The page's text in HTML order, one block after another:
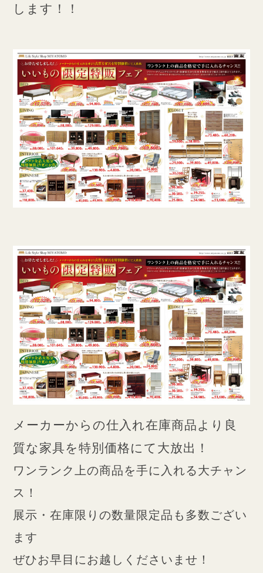
します！！
メーカーからの仕入れ在庫商品より良
質な家具を特別価格にて大放出！
ワンランク上の商品を手に入れる大チャン
ス！
展示・在庫限りの数量限定品も多数ござい
ます
ぜひお早目にお越しくださいませ！